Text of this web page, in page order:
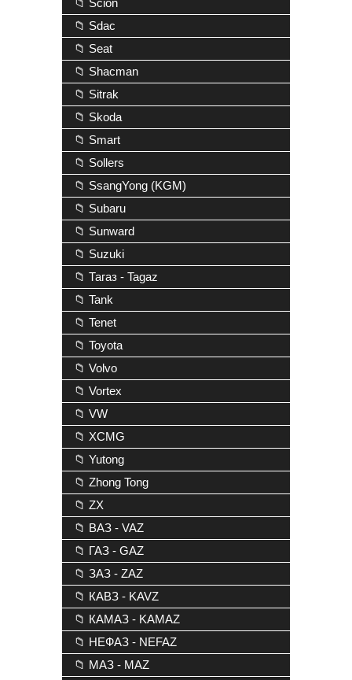
📁 Scion
📁 Sdac
📁 Seat
📁 Shacman
📁 Sitrak
📁 Skoda
📁 Smart
📁 Sollers
📁 SsangYong (KGM)
📁 Subaru
📁 Sunward
📁 Suzuki
📁 Тагаз - Tagaz
📁 Tank
📁 Tenet
📁 Toyota
📁 Volvo
📁 Vortex
📁 VW
📁 XCMG
📁 Yutong
📁 Zhong Tong
📁 ZX
📁 ВАЗ - VAZ
📁 ГАЗ - GAZ
📁 ЗАЗ - ZAZ
📁 КАВЗ - KAVZ
📁 КАМАЗ - KAMAZ
📁 НЕФАЗ - NEFAZ
📁 МАЗ - MAZ